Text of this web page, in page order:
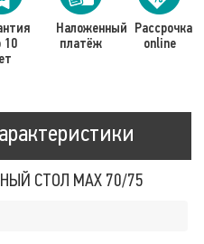
10
Наложенный
платёж
Рассрочка
online
СТОЛ MAX 70/75